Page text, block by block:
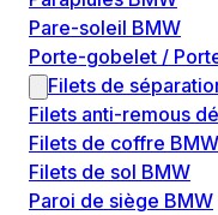
Pare-soleil BMW
Porte-gobelet /
Filets de
Filets anti-remous
Filets de coffre BMW
Filets de sol BMW
Paroi de siège BMW